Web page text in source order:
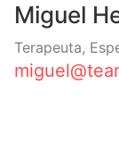
Miguel
Terapeuta,